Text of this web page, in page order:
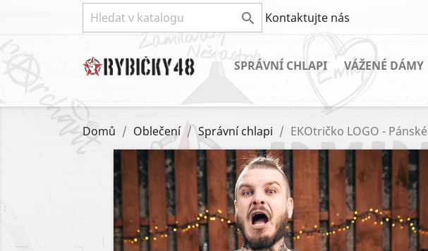
 Kontaktujte nás
SPRÁVNÍ CHLAPI VÁŽENÉ DÁMY
Domů Oblečení Správní chlapi EKOtričko LOGO - Pánské